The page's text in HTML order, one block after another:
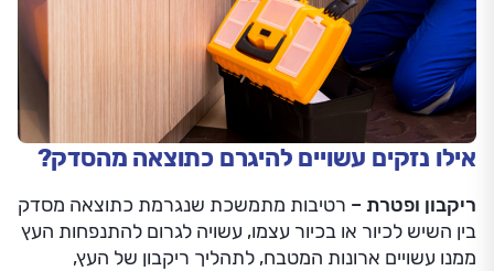
אילו נזקים עשויים להיגרם כתוצאה מהסדק?
ריקבון ופטרת – רטיבות מתמשכת שנגרמת כתוצאה מסדק
בין השיש לכיור או בכיור עצמו, עשויה לגרום להתנפחות העץ
ממנו עשויים ארונות המטבח, לתהליך ריקבון של העץ,